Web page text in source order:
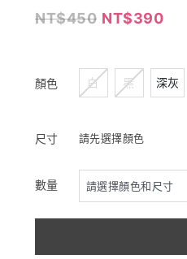
450
390
顏色 白 黑 深灰
尺寸 請先選擇顏色
數量